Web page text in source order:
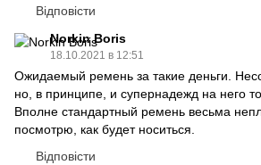
Відповісти
Norkin Boris
18.10.2021 в 12:51
Ожидаемый ремень за такие деньги.
но, в принципе, и супернадежд на него
Вполне стандартный ремень весьма
посмотрю, как будет носиться.
Відповісти